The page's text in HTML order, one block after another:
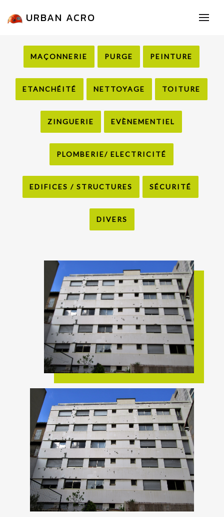
URBAN ACRO
MAÇONNERIE PURGE PEINTURE
ETANCHÉITÉ NETTOYAGE TOITURE
ZINGUERIE EVÈNEMENTIEL
PLOMBERIE/ ELECTRICITÉ
EDIFICES / STRUCTURES SÉCURITÉ
DIVERS